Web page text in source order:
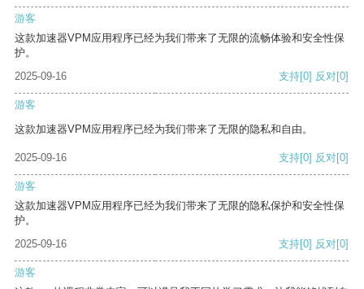
游客
这款加速器VPM应用程序已经为我们带来了无限的流畅体验和安全性保
护。
2025-09-16
支持[0] 反对[0]
游客
这款加速器VPM应用程序已经为我们带来了无限的隐私和自由。
2025-09-16 支持[0] 反对[0]
游客
这款加速器VPM应用程序已经为我们带来了无限的隐私保护和安全性保
护。
2025-09-16
支持[0] 反对[0]
游客